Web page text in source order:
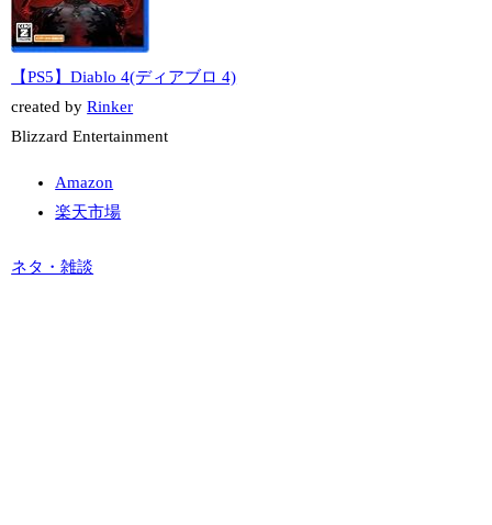
【PS5】Diablo 4(ディアブロ 4)
created byRinker
Blizzard Entertainment
Amazon
楽天市場
ネタ・雑談